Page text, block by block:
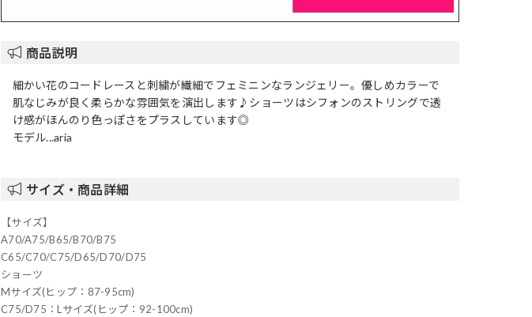
商品説明
細かい花のコードレースと刺繍が繊細でフェミニンなランジェリー。優しめカラーで
肌なじみが良く柔らかな雰囲気を演出します♪ショーツはシフォンのストリングで透
け感がほんのり色っぽさをプラスしています◎
モデル...aria
サイズ・商品詳細
【サイズ】
A70/A75/B65/B70/B75
C65/C70/C75/D65/D70/D75
ショーツ
Mサイズ(ヒップ：87-95cm)
C75/D75：Lサイズ(ヒップ：92-100cm)